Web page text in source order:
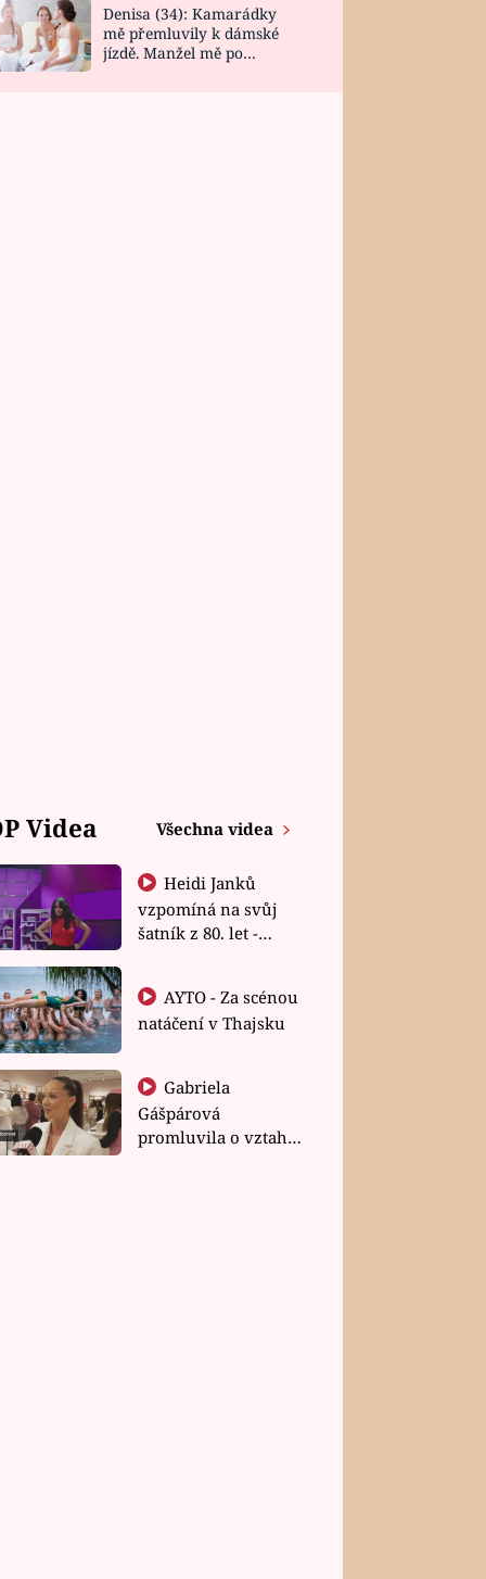
Denisa (34): Kamarádky
mě přemluvily k dámské
jízdě. Manžel mě po
Videa Všechna videa
Heidi Janků
vzpomíná na svůj
šatník z 80. let -
natáčení v Thajsku
Gabriela
Gášpárová
promluvila o vztahu